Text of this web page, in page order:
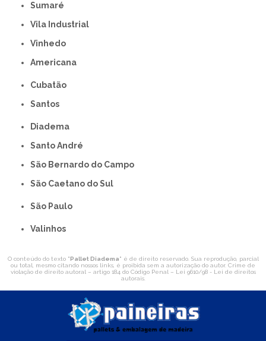
Sumaré
Vila Industrial
Vinhedo
americana
Cubatão
Santos
Diadema
Santo André
São Bernardo do Campo
São Caetano do Sul
São Paulo
Valinhos
O conteúdo do texto " Pallet Diadema" é de direito reservado. Sua reprodução, parcial
ou total, mesmo citando nossos links, é proibida sem a autorização do autor. Crime de
violação de direito autoral – artigo 184 do Código Penal – Lei 9610/98 - Lei de direitos
autorais.